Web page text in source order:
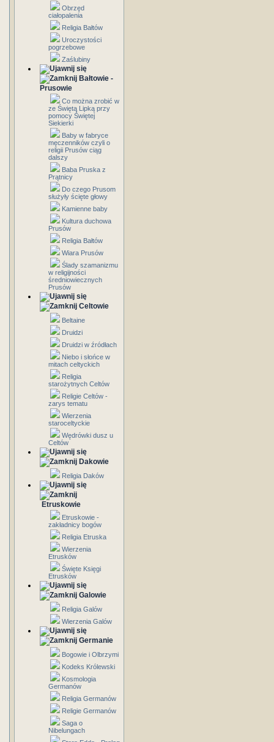
Obrzęd
ciałopalenia
Religia Bałtów
Uroczystości
pogrzebowe
Zaślubiny
Bałtowie -
Prusowie
Co można zrobić w
ze Świętą Lipką przy
pomocy Świętej
Siekierki
Baby w fabryce
męczenników czyli o
religii Prusów ciąg
dalszy
Baba Pruska z
Prątnicy
Do czego Prusom
służyły ścięte głowy
Kamienne baby
Kultura duchowa
Prusów
Religia Bałtów
Wiara Prusów
Ślady szamanizmu
w religijności
średniowiecznych
Prusów
Celtowie
Beltaine
Druidzi
Druidzi w źródłach
Niebo i słońce w
mitach celtyckich
Religia
starożytnych Celtów
Religie Celtów -
zarys tematu
Wierzenia
staroceltyckie
Wędrówki dusz u
Celtów
Dakowie
Religia Daków
Etruskowie
Etruskowie -
zakładnicy bogów
Religia Etruska
Wierzenia
Etrusków
Święte Księgi
Etrusków
Galowie
Religia Galów
Wierzenia Galów
Germanie
Bogowie i Olbrzymi
Kodeks Królewski
Kosmologia
Germanów
Religia Germanów
Religie Germanów
Saga o
Nibelungach